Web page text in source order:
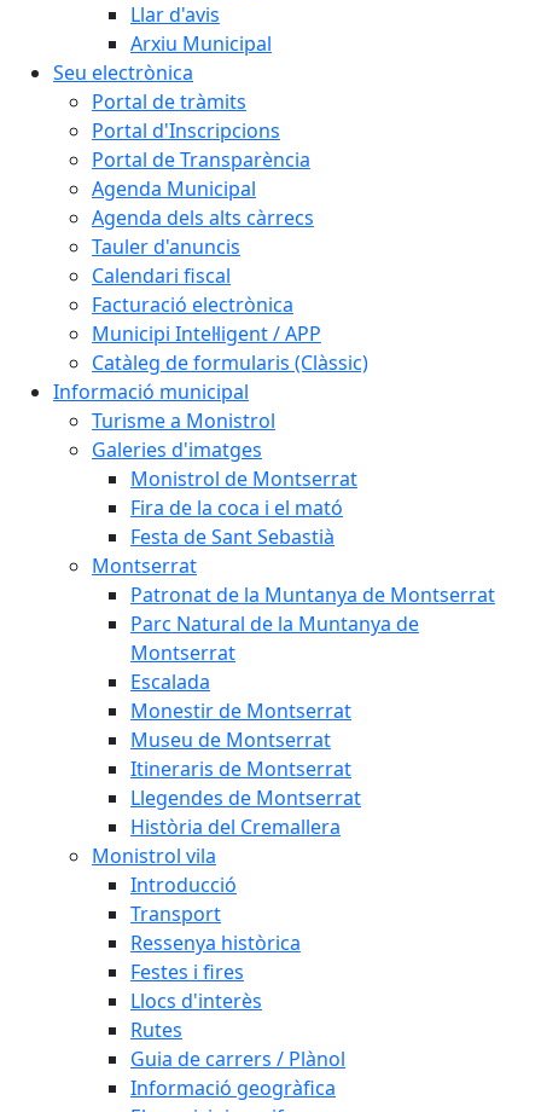
Llar d'avis
Arxiu Municipal
Seu electrònica
Portal de tràmits
Portal d'Inscripcions
Portal de Transparència
Agenda Municipal
Agenda dels alts càrrecs
Tauler d'anuncis
Calendari fiscal
Facturació electrònica
Municipi Intel·ligent / APP
Catàleg de formularis (Clàssic)
Informació municipal
Turisme a Monistrol
Galeries d'imatges
Monistrol de Montserrat
Fira de la coca i el mató
Festa de Sant Sebastià
Montserrat
Patronat de la Muntanya de Montserrat
Parc Natural de la Muntanya de
Montserrat
Escalada
Monestir de Montserrat
Museu de Montserrat
Itineraris de Montserrat
Llegendes de Montserrat
Història del Cremallera
Monistrol vila
Introducció
Transport
Ressenya històrica
Festes i fires
Llocs d'interès
Rutes
Guia de carrers / Plànol
Informació geogràfica